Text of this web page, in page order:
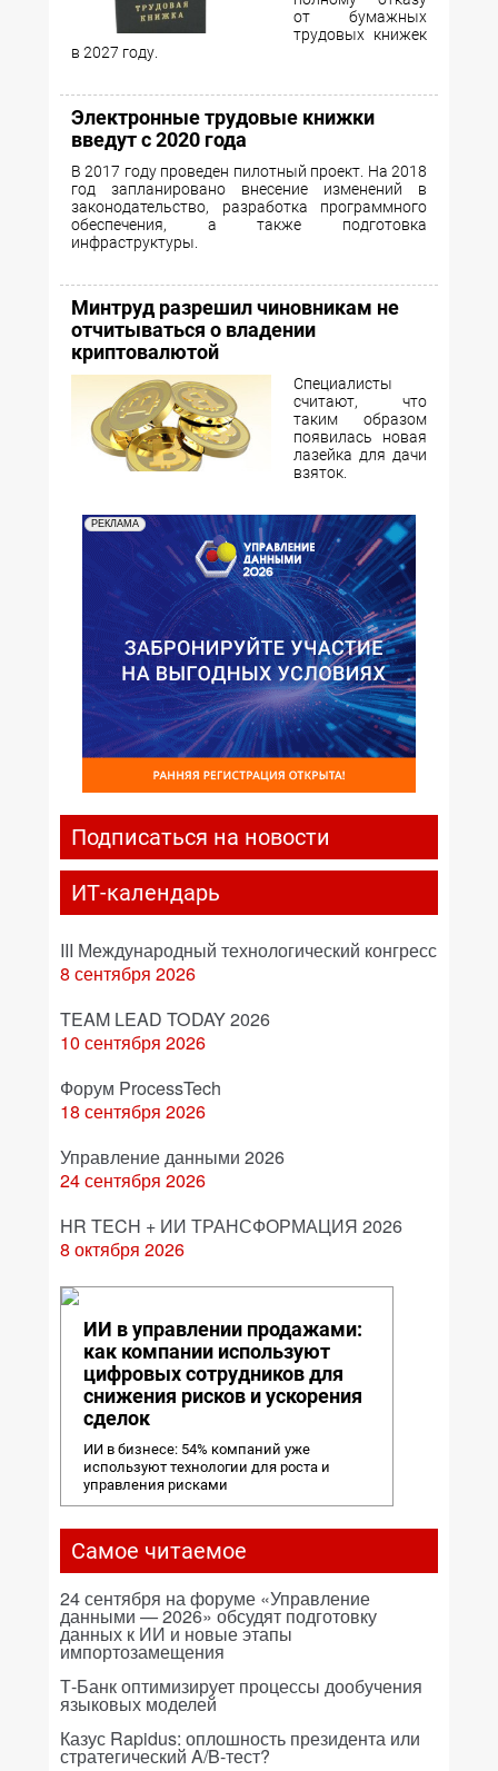
от бумажных
трудовых книжек
в 2027 году.
Электронные трудовые книжки
введут с 2020 года
В 2017 году проведен пилотный проект. На 2018
год запланировано внесение изменений в
законодательство, разработка программного
обеспечения, а также подготовка
инфраструктуры.
Минтруд разрешил чиновникам не
отчитываться о владении
криптовалютой
Специалисты
считают, что
таким образом
появилась новая
лазейка для дачи
взяток.
РЕКЛАМА
Подписаться на новости
ИТ-календарь
III Международный технологический конгресс
8 сентября 2026
TEAM LEAD TODAY 2026
10 сентября 2026
Форум ProcessTech
18 сентября 2026
Управление данными 2026
24 сентября 2026
HR TECH + ИИ ТРАНСФОРМАЦИЯ 2026
8 октября 2026
ИИ в управлении продажами:
как компании используют
цифровых сотрудников для
снижения рисков и ускорения
сделок
ИИ в бизнесе: 54% компаний уже
используют технологии для роста и
управления рисками
Самое читаемое
24 сентября на форуме «Управление
данными — 2026» обсудят подготовку
данных к ИИ и новые этапы
импортозамещения
Т-Банк оптимизирует процессы дообучения
языковых моделей
Казус Rapidus: оплошность президента или
стратегический A/B-тест?